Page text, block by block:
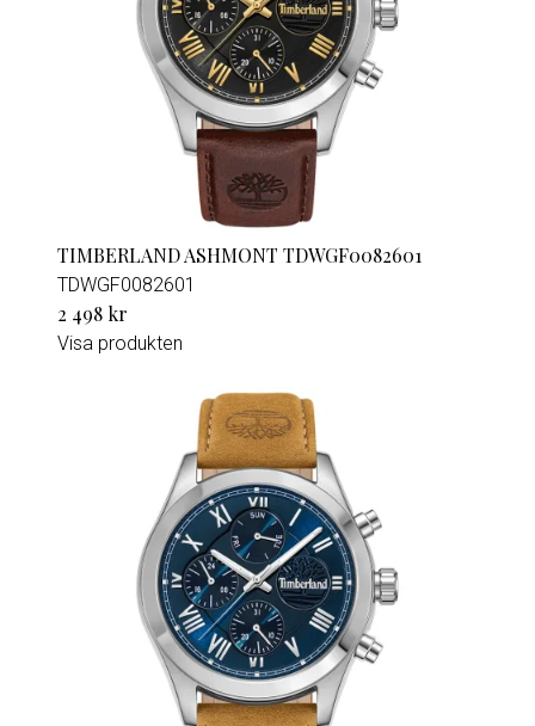
TIMBERLAND ASHMONT TDWGF0082601
TDWGF0082601
2 498 kr
Visa produkten